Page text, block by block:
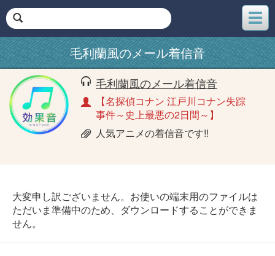
メ
ニ
ュ
ー
毛利蘭風のメール着信音
毛利蘭風のメール着信音
【名探偵コナン 江戸川コナン失踪
事件～史上最悪の2日間～】
人気アニメの着信音です!!
大変申し訳ございません。お使いの端末用のファイルは
ただいま準備中のため、ダウンロードすることができま
せん。